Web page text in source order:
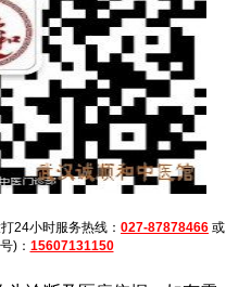
24小时服务热线： 027-87878466 或
)： 15607131150